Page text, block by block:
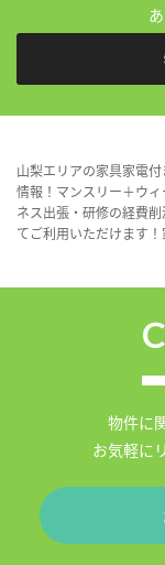
山梨エリアの家具家電
情報！マンスリー＋ウ
ネス出張・研修の経費
てご利用いただけます！
物件に
お気軽に